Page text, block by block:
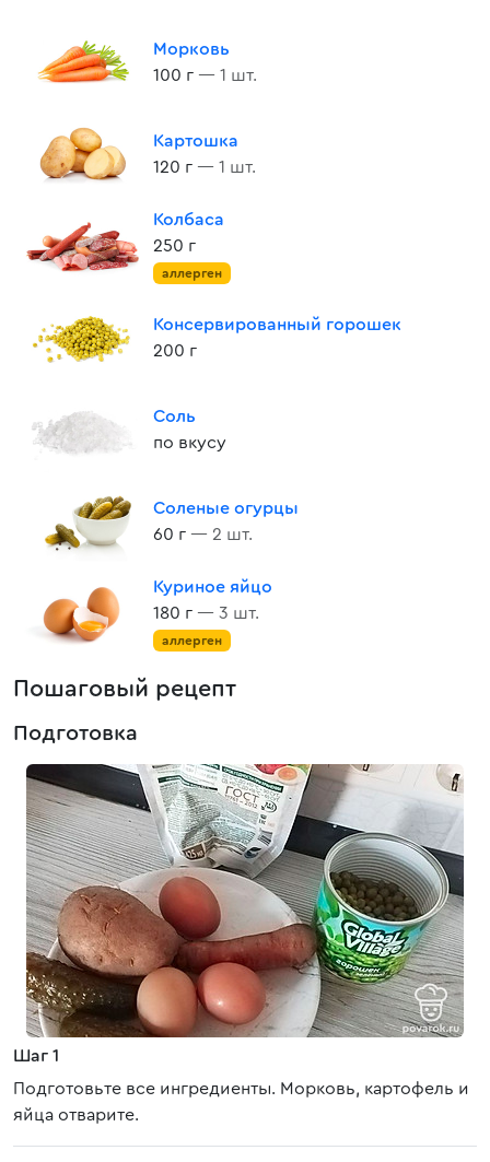
Морковь
100 г — 1 шт.
Картошка
120 г — 1 шт.
Колбаса
250 г
аллерген
Консервированный горошек
200 г
Соль
по вкусу
Соленые огурцы
60 г — 2 шт.
Куриное яйцо
180 г — 3 шт.
аллерген
Пошаговый рецепт
Подготовка
Шаг 1
Подготовьте все ингредиенты. Морковь, картофель и
яйца отварите.